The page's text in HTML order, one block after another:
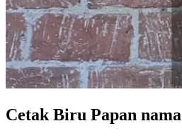
Cetak Biru Papan nama